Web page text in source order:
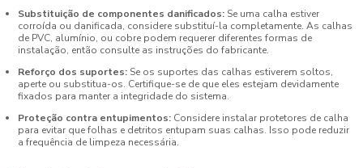
Substituição de componentes danificados: Se uma calha estiver
corroída ou danificada, considere substituí-la completamente. As calhas
de PVC, alumínio, ou cobre podem requerer diferentes formas de
instalação, então consulte as instruções do fabricante.
Reforço dos suportes: Se os suportes das calhas estiverem soltos,
aperte ou substitua-os. Certifique-se de que eles estejam devidamente
fixados para manter a integridade do sistema.
Proteção contra entupimentos: Considere instalar protetores de calha
para evitar que folhas e detritos entupam suas calhas. Isso pode reduzir
a frequência de limpeza necessária.